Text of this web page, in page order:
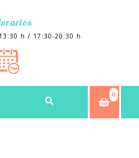
h / 17:30-20:30 h
0